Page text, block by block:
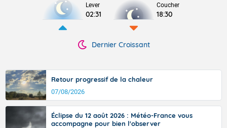
Lever
02:31
Coucher
18:30
Dernier Croissant
Retour progressif de la chaleur
07/08/2026
Éclipse du 12 août 2026 : Météo-France vous
accompagne pour bien l'observer